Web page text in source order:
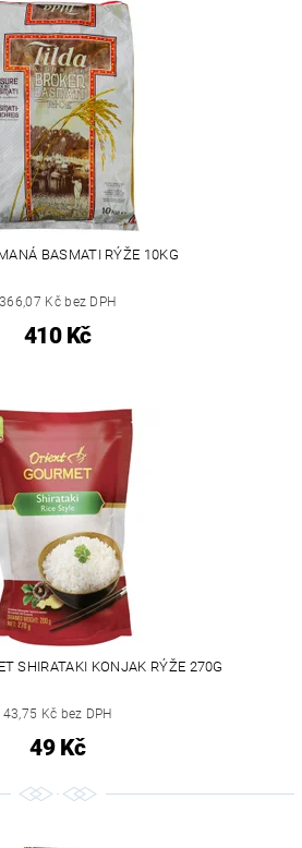
BASMATI RÝŽE 10KG
366,07 Kč bez DPH
410 Kč
SHIRATAKI KONJAK RÝŽE 270G
43,75 Kč bez DPH
49 Kč